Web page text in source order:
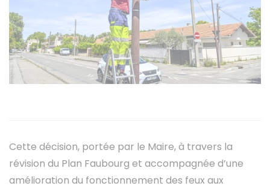
Cette décision, portée par le Maire, à travers la
révision du Plan Faubourg et accompagnée d’une
amélioration du fonctionnement des feux aux